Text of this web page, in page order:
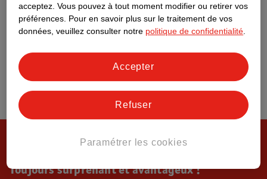
Toujours surprenant et avantageux !
acceptez. Vous pouvez à tout moment modifier ou retirer vos
préférences. Pour en savoir plus sur le traitement de vos
données, veuillez consulter notre politique de confidentialité
Paramétrer les cookies
Refuser
Accepter